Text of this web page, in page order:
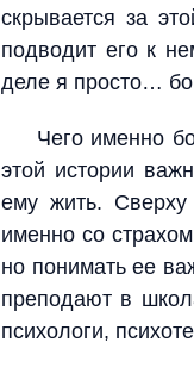
скрывается за
подводит его к
деле я просто…
Чего именно
этой истории
ему жить. Сверху
именно со
но понимать ее
преподают в
психологи,